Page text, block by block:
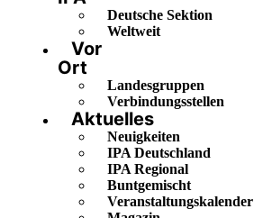
Deutsche Sektion
Weltweit
Vor
Ort
Landesgruppen
Verbindungsstellen
Aktuelles
Neuigkeiten
IPA Deutschland
IPA Regional
Buntgemischt
Veranstaltungskalender